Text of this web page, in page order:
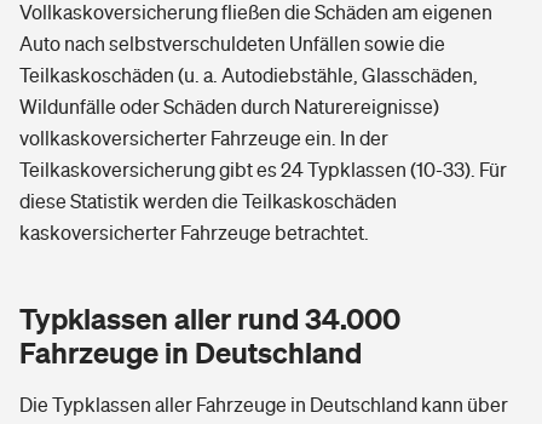
Vollkaskoversicherung fließen die Schäden am eigenen
Auto nach selbstverschuldeten Unfällen sowie die
Teilkaskoschäden (u. a. Autodiebstähle, Glasschäden,
Wildunfälle oder Schäden durch Naturereignisse)
vollkaskoversicherter Fahrzeuge ein. In der
Teilkaskoversicherung gibt es 24 Typklassen (10-33). Für
diese Statistik werden die Teilkaskoschäden
kaskoversicherter Fahrzeuge betrachtet.
Typklassen aller rund 34.000
Fahrzeuge in Deutschland
Die Typklassen aller Fahrzeuge in Deutschland kann über